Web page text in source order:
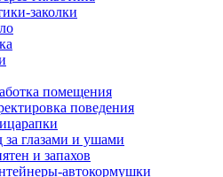
заколки
помещения
поведения
за глазами и ушами
и запахов
автокормушки